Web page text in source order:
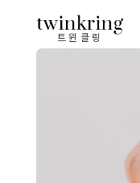
트윈클링
ALL 베스트 안쪽